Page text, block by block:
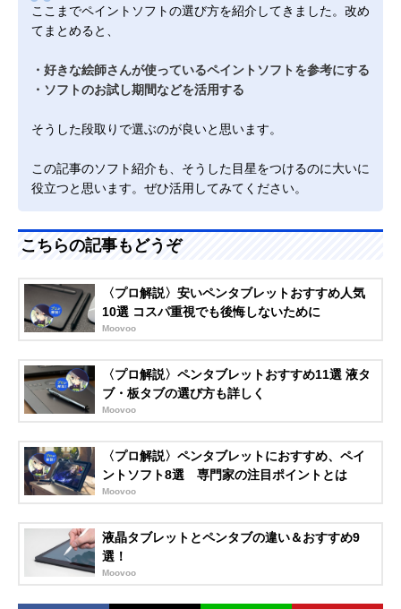
ここまでペイントソフトの選び方を紹介してきました。改め
てまとめると、
・好きな絵師さんが使っているペイントソフトを参考にする
・ソフトのお試し期間などを活用する
そうした段取りで選ぶのが良いと思います。
この記事のソフト紹介も、そうした目星をつけるのに大いに
役立つと思います。ぜひ活用してみてください。
こちらの記事もどうぞ
〈プロ解説〉安いペンタブレットおすすめ人気
10選 コスパ重視でも後悔しないために
Moovoo
〈プロ解説〉ペンタブレットおすすめ11選 液タ
ブ・板タブの選び方も詳しく
Moovoo
〈プロ解説〉ペンタブレットにおすすめ、ペイ
ントソフト8選 専門家の注目ポイントとは
Moovoo
液晶タブレットとペンタブの違い＆おすすめ9
選！
Moovoo